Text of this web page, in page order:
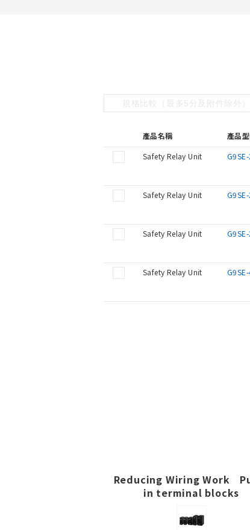
規格比較（最多5分及附件除外）
產品名稱 產品
Safety Relay Unit
Safety Relay Unit
Safety Relay Unit
Safety Relay Unit
Reducing Wiring Work
in terminal blocks